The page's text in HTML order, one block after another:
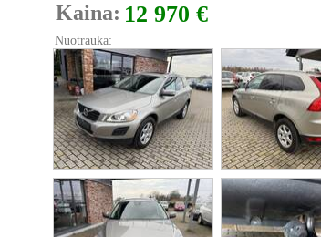
Kaina: 12 970 €
Nuotrauka: